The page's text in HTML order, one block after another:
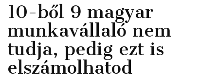
10-ből 9 magyar
munkavállaló nem
tudja, pedig ezt is
elszámolhatod